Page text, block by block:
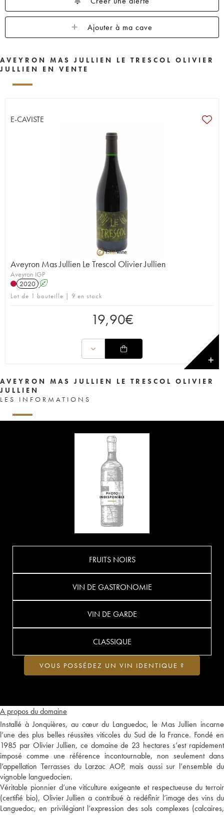
Ajouter à ma cave
AVEYRON MAS JULLIEN LE TRESCOL OLIVIER
JULLIEN EN VENTE
E-CAVISTE
Aveyron Mas Jullien Le Trescol Olivier Jullien
Aveyron IGP
2020 A
Lot de 1 bouteille | 9 en stock
19,90€
✕
AVEYRON MAS JULLIEN LE TRESCOL OLIVIER
JULLIEN
LES INFORMATIONS
A propos du domaine
Installé à Jonquières, au cœur du Languedoc, le Mas Jullien incarne
l’une des plus belles réussites viticoles du Sud de la France. Fondé en
1985 par Olivier Jullien, ce domaine de 23 hectares s’est rapidement
imposé comme une référence incontournable, non seulement dans
l’appellation Terrasses du Larzac AOP, mais aussi sur l’ensemble du
vignoble languedocien.
Véritable pionnier d’une viticulture exigeante et respectueuse du terroir
(certifié bio), Olivier Jullien a contribué à redéfinir l’image des vins du
Languedoc, en privilégiant l’expression des sols complexes (calcaires,
FRUITS NOIRS
VIN DE GASTRONOMIE
VIN DE GARDE
CLASSIQUE
VOUS POSSÉDEZ UN VIN IDENTIQUE ?